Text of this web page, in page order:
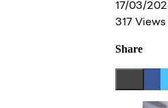
17/03/
317 Views
Share